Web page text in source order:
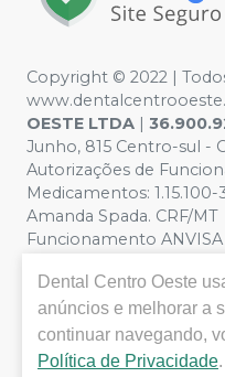
Copyright © 2022 |
OESTE LTDA |
Junho, 815 Centro-sul -
Autorizações de
Medicamentos:
Amanda Spada. CRF/
Funcionamento
Segurança - Fotos
condições da loja virtual
caso de divergência de
do Carrinho de
Dental Centro Oeste
anúncios e melhorar a
continuar navegando,
Política de Privacidade.